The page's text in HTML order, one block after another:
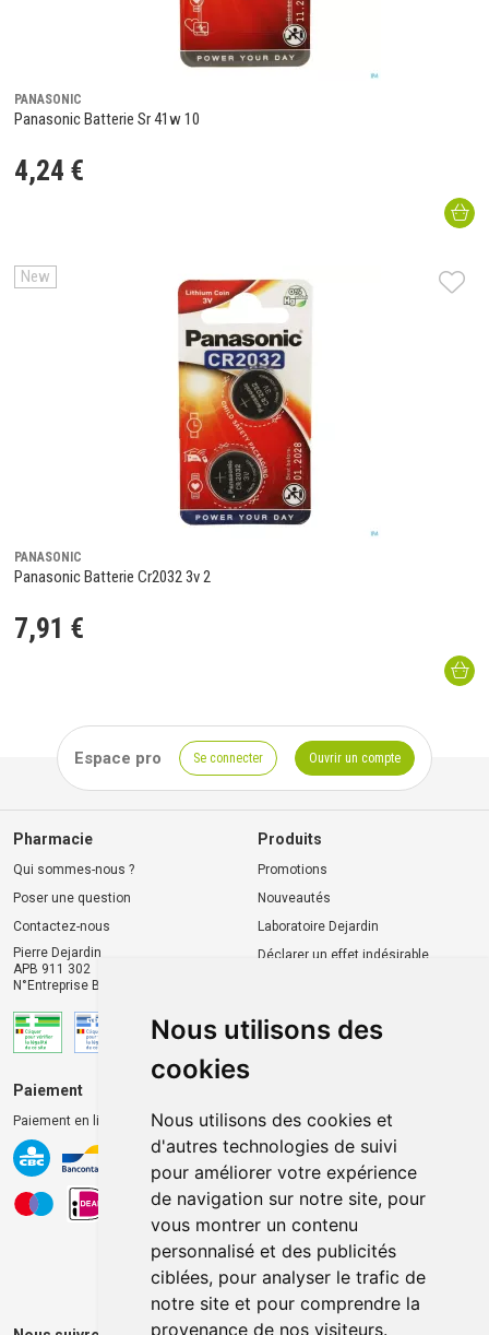
Nous utilisons des
cookies
Nous utilisons des cookies et
d'autres technologies de suivi
pour améliorer votre expérience
de navigation sur notre site, pour
vous montrer un contenu
personnalisé et des publicités
ciblées, pour analyser le trafic de
notre site et pour comprendre la
provenance de nos visiteurs.
PANASONIC
Panasonic Batterie Sr 41w 10
4,24 €
New
PANASONIC
Panasonic Batterie Cr2032 3v 2
7,91 €
Espace pro Se connecter Ouvrir un compte
Pharmacie
Qui sommes-nous ?
Poser une question
Contactez-nous
Pierre Dejardin
APB 911 302
N°Entreprise BE0446.901.764
Produits
Promotions
Nouveautés
Laboratoire Dejardin
Déclarer un effet indésirable
Paiement
Paiement en ligne 100% sécurisé
Livraison chez vous
Livraison dans un Point
d’enlèvement
Retrait dans la pharmacie
Retrait en casiers extérieurs